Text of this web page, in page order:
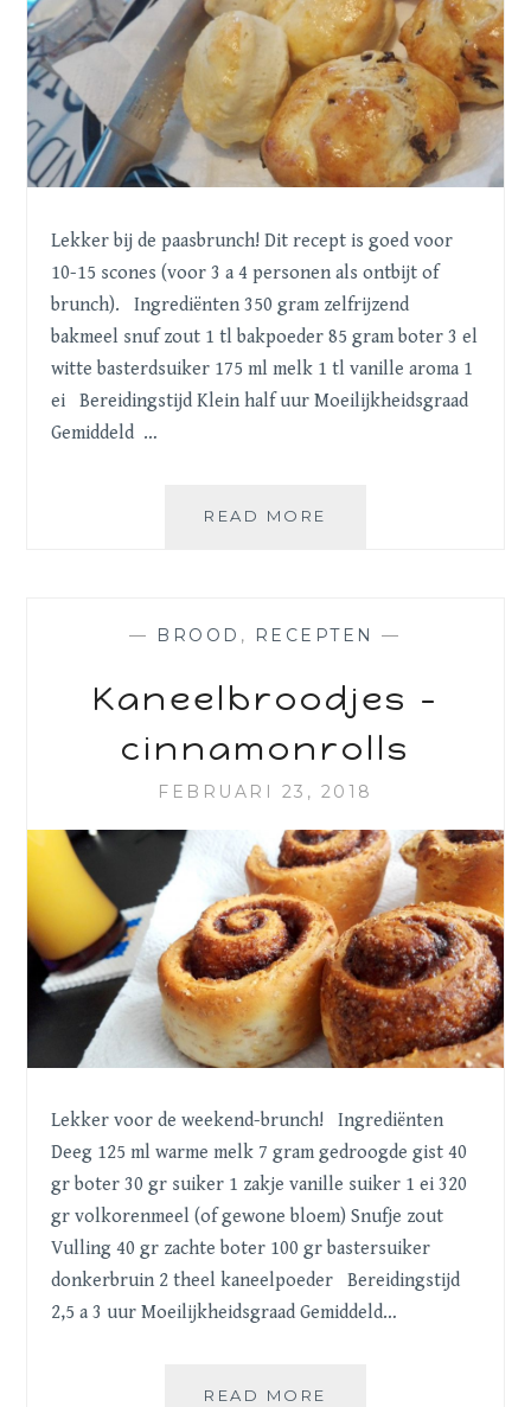
Lekker bij de paasbrunch! Dit recept is goed voor
10-15 scones (voor 3 a 4 personen als ontbijt of
brunch). Ingrediënten 350 gram zelfrijzend
bakmeel snuf zout 1 tl bakpoeder 85 gram boter 3 el
witte basterdsuiker 175 ml melk 1 tl vanille aroma 1
ei Bereidingstijd Klein half uur Moeilijkheidsgraad
Gemiddeld …
READ MORE
— BROOD , RECEPTEN —
Kaneelbroodjes –
cinnamonrolls
FEBRUARI 23, 2018
Lekker voor de weekend-brunch! Ingrediënten
Deeg 125 ml warme melk 7 gram gedroogde gist 40
gr boter 30 gr suiker 1 zakje vanille suiker 1 ei 320
gr volkorenmeel (of gewone bloem) Snufje zout
Vulling 40 gr zachte boter 100 gr bastersuiker
donkerbruin 2 theel kaneelpoeder Bereidingstijd
2,5 a 3 uur Moeilijkheidsgraad Gemiddeld…
READ MORE